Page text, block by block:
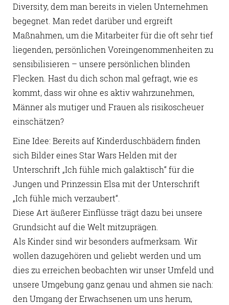
Diversity, dem man bereits in vielen Unternehmen
begegnet. Man redet darüber und ergreift
Maßnahmen, um die Mitarbeiter für die oft sehr tief
liegenden, persönlichen Voreingenommenheiten zu
sensibilisieren – unsere persönlichen blinden
Flecken. Hast du dich schon mal gefragt, wie es
kommt, dass wir ohne es aktiv wahrzunehmen,
Männer als mutiger und Frauen als risikoscheuer
einschätzen?
Eine Idee: Bereits auf Kinderduschbädern finden
sich Bilder eines Star Wars Helden mit der
Unterschrift „Ich fühle mich galaktisch“ für die
Jungen und Prinzessin Elsa mit der Unterschrift
„Ich fühle mich verzaubert“.
Diese Art äußerer Einflüsse trägt dazu bei unsere
Grundsicht auf die Welt mitzuprägen.
Als Kinder sind wir besonders aufmerksam. Wir
wollen dazugehören und geliebt werden und um
dies zu erreichen beobachten wir unser Umfeld und
unsere Umgebung ganz genau und ahmen sie nach:
den Umgang der Erwachsenen um uns herum,